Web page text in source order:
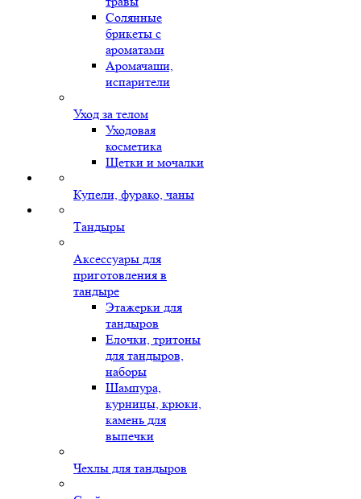
Солянные
брикеты с
ароматами
Аромачаши,
испарители
Уход за телом
Уходовая
косметика
Щетки и мочалки
Купели, фурако, чаны
Тандыры
Аксессуары для
приготовления в
тандыре
Этажерки для
тандыров
Елочки, тритоны
для тандыров,
наборы
Шампура,
курницы, крюки,
камень для
выпечки
Чехлы для тандыров